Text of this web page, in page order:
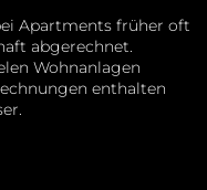
Apartments früher oft
abgerechnet.
Wohnanlagen
enthalten